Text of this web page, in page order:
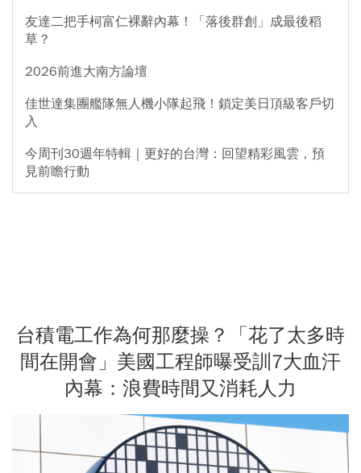
友達二把手柯富仁裸辭內幕！「落後群創」成最後稻
草？
2026前進大南方論壇
佳世達集團艦隊無人機小隊起飛！鎖定美日頂級客戶切
入
今周刊30週年特輯｜更好的台灣：回望精彩風雲，預
見前瞻行動
台積電工作為何那麼操？「花了太多時
間在開會」美國工程師曝受訓7大血汗
內幕：浪費時間又消耗人力